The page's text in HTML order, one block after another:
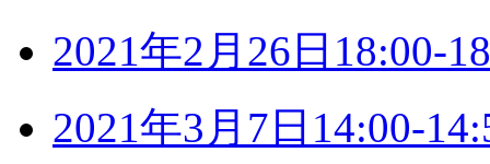
2021年2月26日18:00-
2021年3月7日14:00-